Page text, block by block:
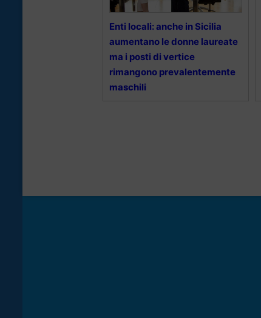
Enti locali: anche in Sicilia
aumentano le donne laureate
ma i posti di vertice
rimangono prevalentemente
maschili